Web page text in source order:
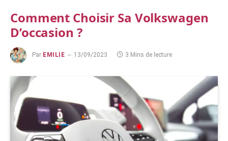
Comment Choisir Sa Volkswagen
D’occasion ?
Par EMILIE 13/09/2023 3 Mins de lecture